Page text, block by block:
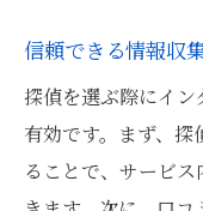
信頼できる情報収
探偵を選ぶ際にイ
有効です。まず、
ることで、サービ